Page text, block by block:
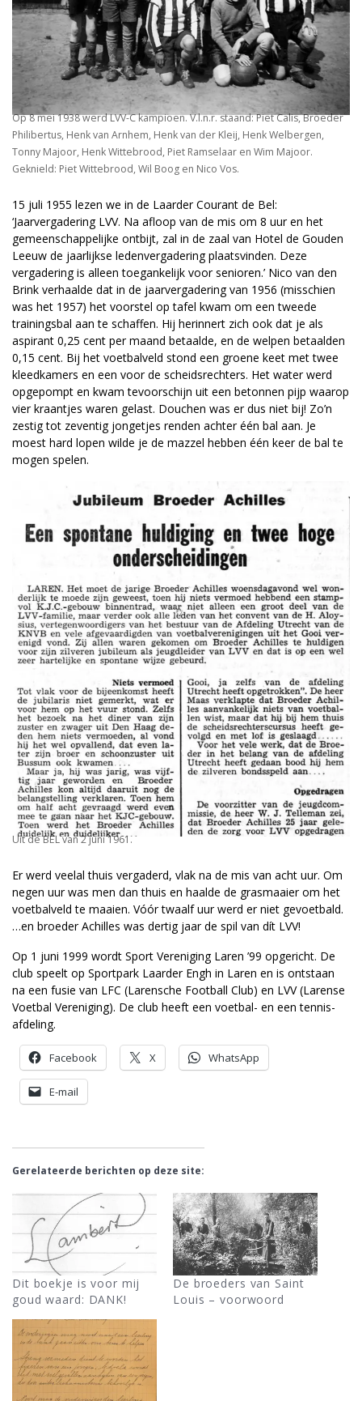
Op 8 mei 1938 werd LVV-C kampioen. V.l.n.r. staand: Piet Calis, Broeder
Philibertus, Henk van Arnhem, Henk van der Kleij, Henk Welbergen,
Tonny Majoor, Henk Wittebrood, Piet Ramselaar en Wim Majoor.
Geknield: Piet Wittebrood, Wil Boog en Nico Vos.
15 juli 1955 lezen we in de Laarder Courant de Bel:
‘Jaarvergadering LVV. Na afloop van de mis om 8 uur en het
gemeenschappelijke ontbijt, zal in de zaal van Hotel de Gouden
Leeuw de jaarlijkse ledenvergadering plaatsvinden. Deze
vergadering is alleen toegankelijk voor senioren.’ Nico van den
Brink verhaalde dat in de jaarvergadering van 1956 (misschien
was het 1957) het voorstel op tafel kwam om een tweede
trainingsbal aan te schaffen. Hij herinnert zich ook dat je als
aspirant 0,25 cent per maand betaalde, en de welpen betaalden
0,15 cent. Bij het voetbalveld stond een groene keet met twee
kleedkamers en een voor de scheidsrechters. Het water werd
opgepompt en kwam tevoorschijn uit een betonnen pijp waarop
vier kraantjes waren gelast. Douchen was er dus niet bij! Zo’n
zestig tot zeventig jongetjes renden achter één bal aan. Je
moest hard lopen wilde je de mazzel hebben één keer de bal te
mogen spelen.
Uit de BEL van 2 juni 1961.
Er werd veelal thuis vergaderd, vlak na de mis van acht uur. Om
negen uur was men dan thuis en haalde de grasmaaier om het
voetbalveld te maaien. Vóór twaalf uur werd er niet gevoetbald.
…en broeder Achilles was dertig jaar de spil van dít LVV!
Op 1 juni 1999 wordt Sport Vereniging Laren ’99 opgericht. De
club speelt op Sportpark Laarder Engh in Laren en is ontstaan
na een fusie van LFC (Larensche Football Club) en LVV (Larense
Voetbal Vereniging). De club heeft een voetbal- en een tennis­
afdeling.
Facebook X WhatsApp
E-mail
Gerelateerde berichten op deze site:
Dit boekje is voor mij
goud waard: DANK!
De broeders van Saint
Louis – voorwoord